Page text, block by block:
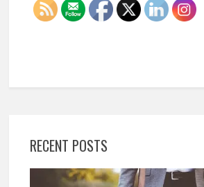
RECENT POSTS